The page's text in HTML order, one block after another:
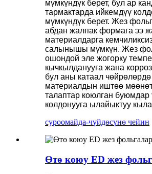
мүмкүндүк берет, бул ар
тармактарда ийкемдүү
мүмкүндүк берет. Жез
абдан жалпак формага ээ
материалдарга
салынышы мүмкүн. Жез
ошондой эле жогорку
кычкылданууга жана
бул аны катаал
материалдын иштөө
талаптар коюлган буюмдар
колдонууга ылайыктуу
суроомайда-чүйдөсүнө чейин
Өтө коюу ED жез